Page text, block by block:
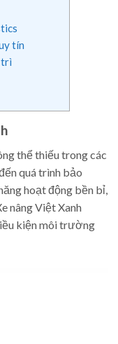
tín
trì
thể thiếu trong các
quá trình bảo
hoạt động bền bỉ,
nâng Việt Xanh
kiện môi trường